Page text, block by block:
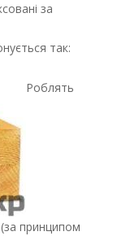
за
так:
Роблять
(за принципом